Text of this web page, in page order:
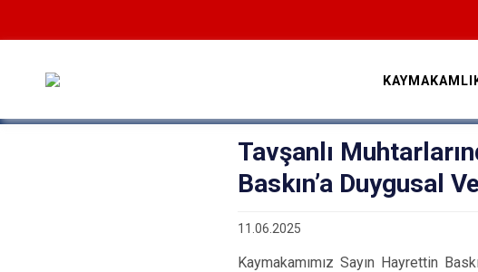
Tavşanlı
Baskın’a Duygusal
11.06.2025
Kaymakamımız Sayın Hayrettin